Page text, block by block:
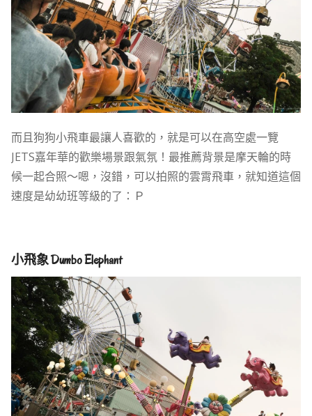
而且狗狗小飛車最讓人喜歡的，就是可以在高空處一覽
JETS嘉年華的歡樂場景跟氣氛！最推薦背景是摩天輪的時
候一起合照～嗯，沒錯，可以拍照的雲霄飛車，就知道這個
速度是幼幼班等級的了：Ｐ
小飛象 Dumbo Elephant